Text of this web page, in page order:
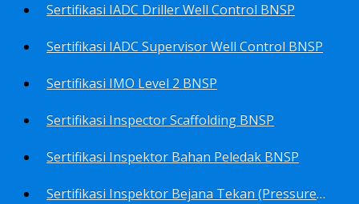
Sertifikasi IADC Driller Well Control BNSP
Sertifikasi IADC Supervisor Well Control BNSP
Sertifikasi IMO Level 2 BNSP
Sertifikasi Inspector Scaffolding BNSP
Sertifikasi Inspektor Bahan Peledak BNSP
Sertifikasi Inspektor Bejana Tekan (Pressure Vessel Inspector) BNSP